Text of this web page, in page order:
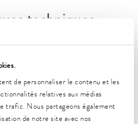
de personnaliser le contenu et les
relatives aux médias
trafic. Nous partageons également
de notre site avec nos
techniques
fonctionnement
fonctionnement